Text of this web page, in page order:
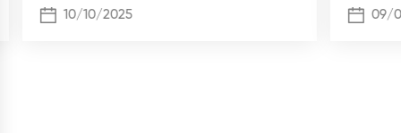
10/10/2025 09/